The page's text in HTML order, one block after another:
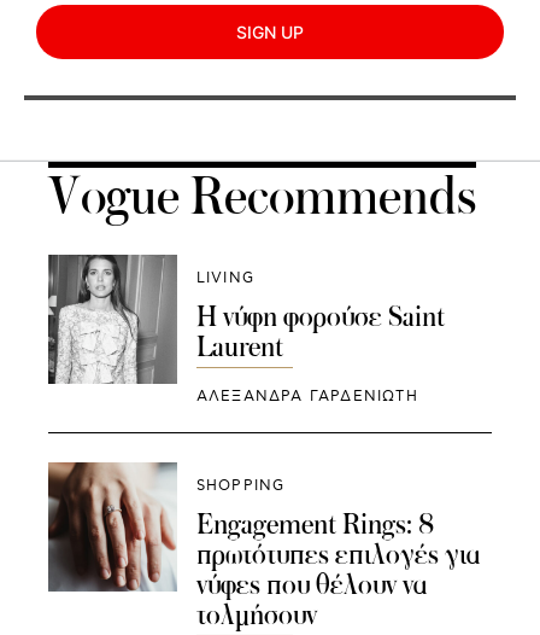
SIGN UP
Vogue Recommends
LIVING
Η νύφη φορούσε Saint
Laurent
ΑΛΕΞΑΝΔΡΑ ΓΑΡΔΕΝΙΩΤΗ
SHOPPING
Engagement Rings: 8
πρωτότυπες επιλογές για
νύφες που θέλουν να
τολμήσουν